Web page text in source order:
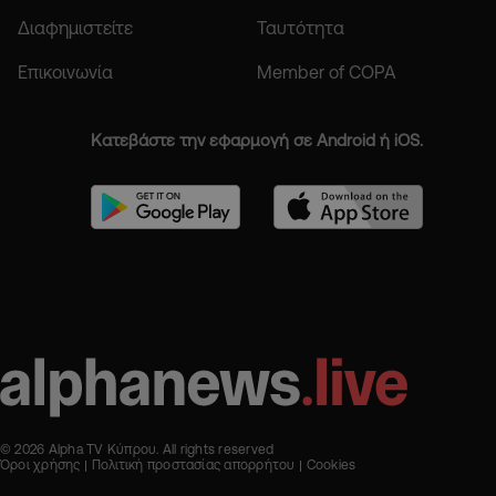
Διαφημιστείτε Ταυτότητα
Επικοινωνία Member of COPA
Κατεβάστε την εφαρμογή σε Android ή iOS.
© 2026 Alpha TV Κύπρου. All rights reserved
Όροι χρήσης
Πολιτική προστασίας απορρήτου Cookies